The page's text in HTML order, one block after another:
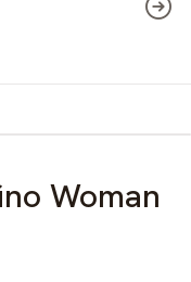
Woman